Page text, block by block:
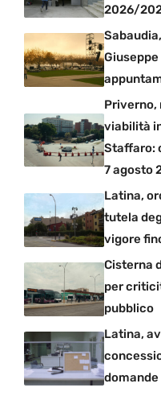
2026/
Priverno,
viabilità
Staffaro:
7 agosto
Latina,
tutela
vigore
Cisterna
per
pubblico
Latina,